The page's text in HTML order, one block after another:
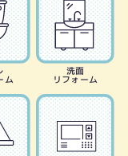
ム
洗面
リフォーム